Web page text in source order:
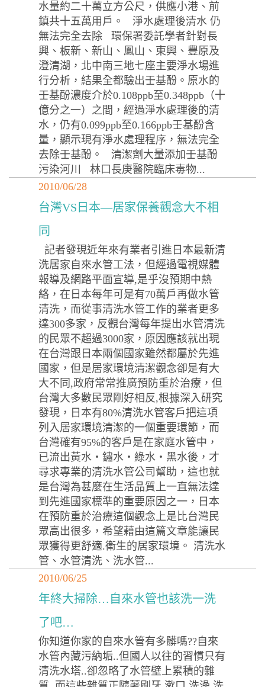
水量約二十萬立方公尺，供應小港、前
鎮共十五萬用戶。 淨水處理後清水 仍
無法完全去除 環保署委託學者針對長
興、板新、新山、鳳山、東興、豐原及
澄清湖，北中南三地七座主要淨水場進
行分析，結果全都驗出壬基酚。原水的
壬基酚濃度介於0.108ppb至0.348ppb（十
億分之一）之間，經過淨水處理後的清
水，仍有0.099ppb至0.166ppb壬基酚含
量，顯示現有淨水處理程序，無法完全
去除壬基酚。 清潔劑大量添加壬基酚
污染河川 林口長庚醫院臨床毒物...
2010/06/28
台灣VS日本—居家保養觀念大不相
同
記者發現近年來有業者引進日本最新清
洗居家自來水管工法，但經過電視媒體
報導及網路平面宣導,是乎沒預期中熱
絡，在日本每年可是有70萬戶再做水管
清洗，而從事清洗水管工作的業者更多
達300多家，反觀台灣每年提出水管清洗
的民眾不超過3000家，原因應該就出現
在台灣跟日本兩個國家雖然都屬於先進
國家，但是居家環境清潔觀念卻是有大
大不同,政府常常推廣預防重於治療，但
台灣大多數民眾剛好相反,根據深入研究
發現，日本有80%清洗水管客戶把這項
列入居家環境清潔的一個重要環節，而
台灣確有95%的客戶是在家庭水管中，
已流出黃水‧鏽水‧綠水‧黑水後，才
尋求專業的清洗水管公司幫助，這也就
是台灣為甚麼在生活品質上一直無法達
到先進國家標準的重要原因之一，日本
在預防重於治療這個觀念上是比台灣民
眾高出很多，希望藉由這篇文章能讓民
眾獲得更舒適.衛生的居家環境。 清洗水
管、水管清洗、洗水管...
2010/06/25
年終大掃除…自來水管也該洗一洗
了吧…
你知道你家的自來水管有多髒嗎??自來
水管內藏污納垢..但國人以往的習慣只有
清洗水塔..卻忽略了水管壁上累積的雜